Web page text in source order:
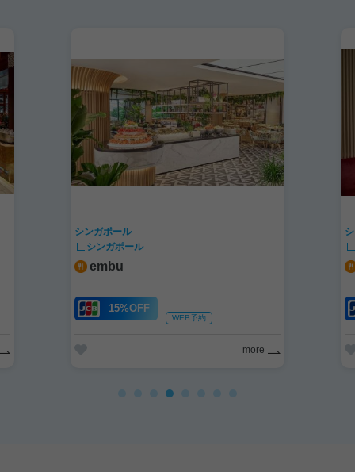
シンガポール
シンガポール
embu
15%OFF
WEB予約
more